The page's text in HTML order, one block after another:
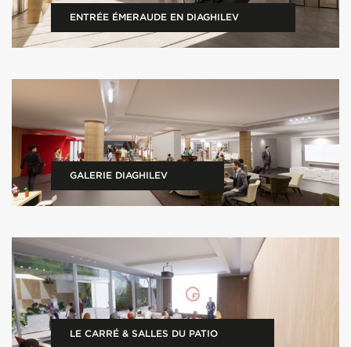
ENTRÉE ÉMERAUDE EN DIAGHILEV
GALERIE DIAGHILEV
LE CARRÉ & SALLES DU PATIO